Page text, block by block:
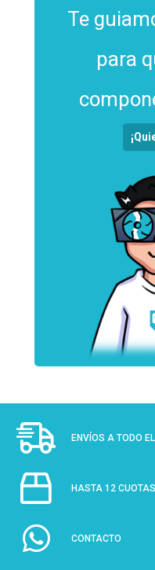
Te
para
ENVÍOS A TODO
HASTA 12
CONTACTO